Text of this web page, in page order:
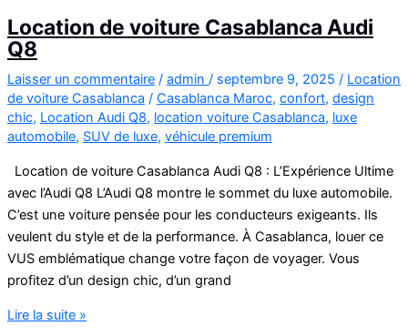
Casablanca
Location de voiture Casablanca Audi
Q8
Laisser un commentaire / admin / septembre 9, 2025 / Location
de voiture Casablanca / Casablanca Maroc, confort, design
chic, Location Audi Q8, location voiture Casablanca, luxe
automobile, SUV de luxe, véhicule premium
Location de voiture Casablanca Audi Q8 : L’Expérience Ultime
avec l’Audi Q8 L’Audi Q8 montre le sommet du luxe automobile.
C’est une voiture pensée pour les conducteurs exigeants. Ils
veulent du style et de la performance. À Casablanca, louer ce
VUS emblématique change votre façon de voyager. Vous
profitez d’un design chic, d’un grand
Location
Lire la suite »